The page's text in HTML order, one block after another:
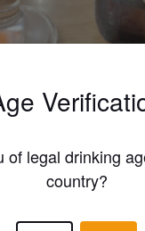
of legal drinking
country?